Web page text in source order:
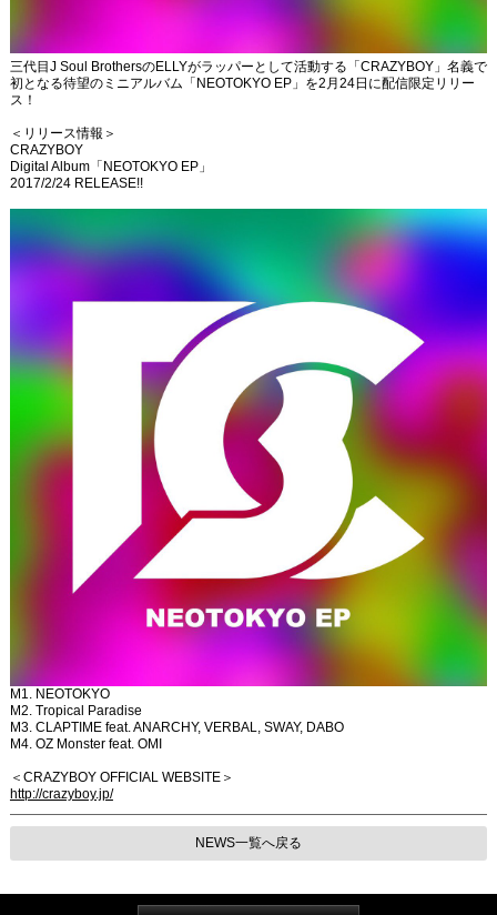
三代目J Soul BrothersのELLYがラッパーとして活動する「CRAZYBOY」名義で
初となる待望のミニアルバム「NEOTOKYO EP」を2月24日に配信限定リリー
ス！
＜リリース情報＞
CRAZYBOY
Digital Album「NEOTOKYO EP」
2017/2/24 RELEASE!!
M1. NEOTOKYO
M2. Tropical Paradise
M3. CLAPTIME feat. ANARCHY, VERBAL, SWAY, DABO
M4. OZ Monster feat. OMI
＜CRAZYBOY OFFICIAL WEBSITE＞
http://crazyboy.jp/
NEWS一覧へ戻る